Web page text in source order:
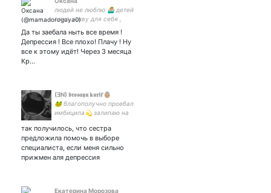
людей не люблю 🤷🏼‍♂️ детей
тоже. живу для себя ,
Да ты заебала ныть все время !
Депрессия ! Все плохо! Плачу ! Ну
все к этому идёт! Через 3 месяца
Кр…
(ƎN) 𝖇𝖗𝖔𝖘𝖆𝖞𝖚 𝖐𝖚𝖗𝖎𝖙'👵🏼
🐸 благополучно проебал
имбицила💫 залипаю на
favorite couple💜💜💜
так получилось, что сестра
предложила помочь в выборе
специалиста, если меня сильно
прижмен аля депрессия
Екатерина Морозова